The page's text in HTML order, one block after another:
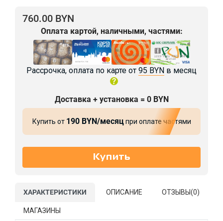
760.00 BYN
Оплата картой, наличными, частями:
Рассрочка, оплата по карте от 95 BYN в месяц
Доставка + установка = 0 BYN
Купить от 190 BYN/месяцпри оплате частями
ХАРАКТЕРИСТИКИ ОПИСАНИЕ ОТЗЫВЫ(0)
МАГАЗИНЫ